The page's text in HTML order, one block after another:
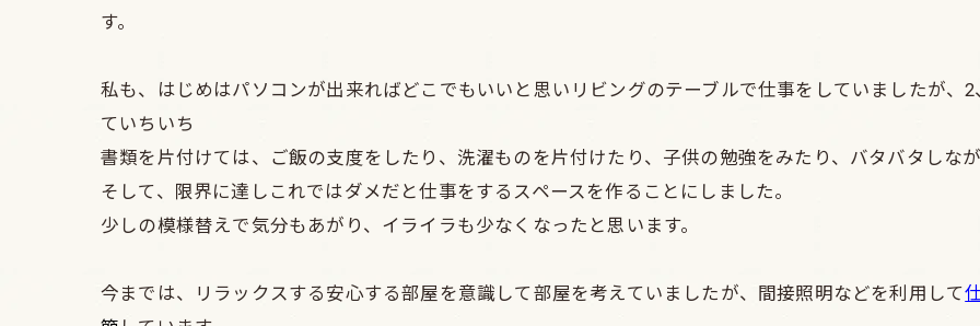
す。
私も、はじめはパソコンが出来ればどこでもいいと思いリビングのテーブルで仕事をしていましたが、
ていちいち
書類を片付けては、ご飯の支度をしたり、洗濯ものを片付けたり、子供の勉強をみたり、バタバタしな
そして、限界に達しこれではダメだと仕事をするスペースを作ることにしました。
少しの模様替えで気分もあがり、イライラも少なくなったと思います。
今までは、リラックスする安心する部屋を意識して部屋を考えていましたが、間接照明などを利用して